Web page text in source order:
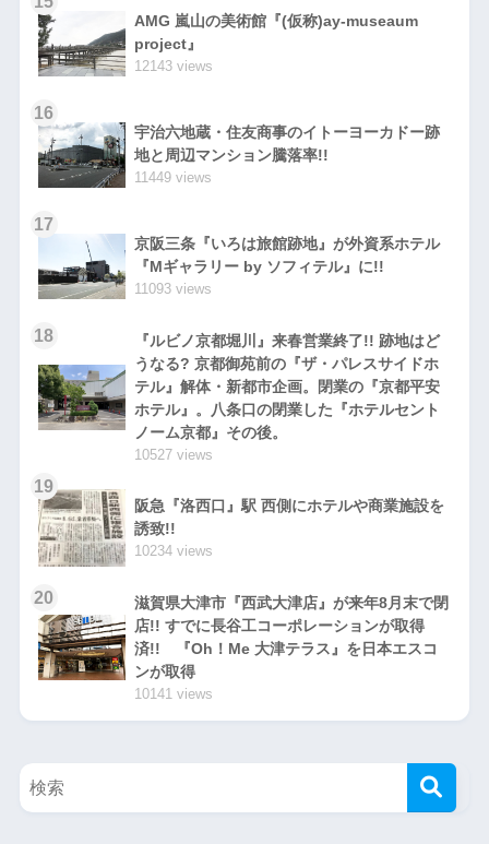
AMG 嵐山の美術館『(仮称)ay-museaum
project』
12143 views
16
宇治六地蔵・住友商事のイトーヨーカドー跡
地と周辺マンション騰落率!!
11449 views
17
京阪三条『いろは旅館跡地』が外資系ホテル
『Mギャラリー by ソフィテル』に!!
11093 views
18
『ルビノ京都堀川』来春営業終了!! 跡地はど
うなる? 京都御苑前の『ザ・パレスサイドホ
テル』解体・新都市企画。閉業の『京都平安
ホテル』。八条口の閉業した『ホテルセント
ノーム京都』その後。
10527 views
19
阪急『洛西口』駅 西側にホテルや商業施設を
誘致!!
10234 views
20
滋賀県大津市『西武大津店』が来年8月末で閉
店!! すでに長谷工コーポレーションが取得
済!! 『Oh！Me 大津テラス』を日本エスコ
ンが取得
10141 views